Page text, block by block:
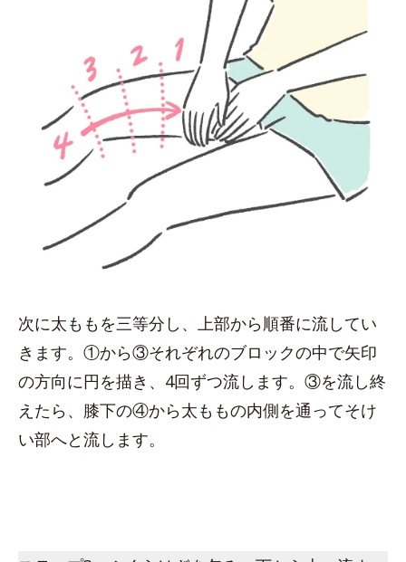
次に太ももを三等分し、上部から順番に流してい
きます。①から③それぞれのブロックの中で矢印
の方向に円を描き、4回ずつ流します。③を流し終
えたら、膝下の④から太ももの内側を通ってそけ
い部へと流します。